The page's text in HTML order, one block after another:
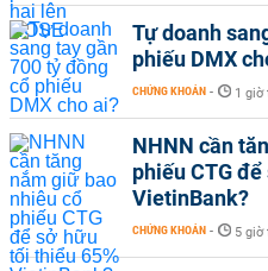
Tự doanh
phiếu DMX
CHỨNG KHOÁN - 1 giờ
NHNN cần
phiếu CTG
VietinBank?
CHỨNG KHOÁN - 5 giờ